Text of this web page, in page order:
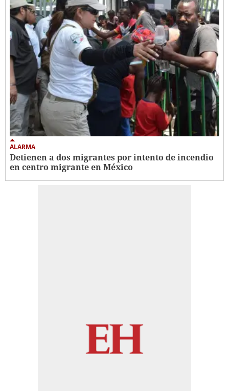
ALARMA
Detienen a dos migrantes por intento de incendio
en centro migrante en México